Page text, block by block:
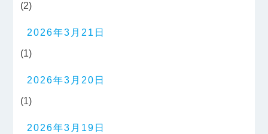
(2)
2026年3月21日
(1)
2026年3月20日
(1)
2026年3月19日